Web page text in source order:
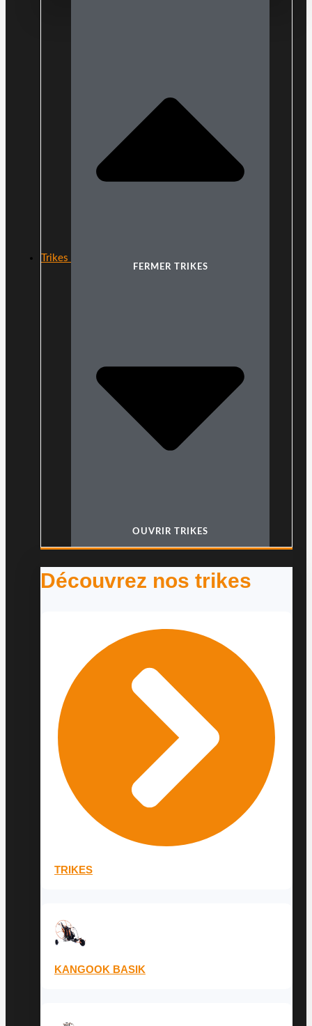
Trikes
FERMER TRIKES
OUVRIR TRIKES
Découvrez nos trikes
TRIKES
KANGOOK BASIK